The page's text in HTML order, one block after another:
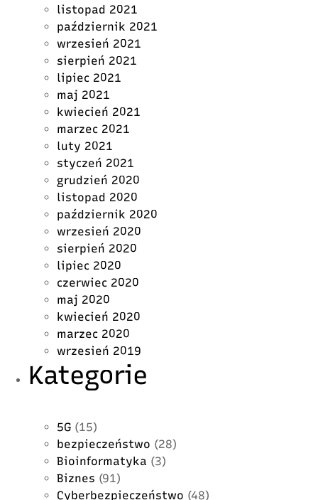
listopad 2021
październik 2021
wrzesień 2021
sierpień 2021
lipiec 2021
maj 2021
kwiecień 2021
marzec 2021
luty 2021
styczeń 2021
grudzień 2020
listopad 2020
październik 2020
wrzesień 2020
sierpień 2020
lipiec 2020
czerwiec 2020
maj 2020
kwiecień 2020
marzec 2020
wrzesień 2019
Kategorie
5G (15)
bezpieczeństwo (28)
Bioinformatyka (3)
Biznes (91)
Cyberbezpieczeństwo (48)